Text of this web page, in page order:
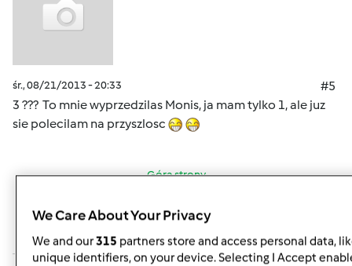
śr., 08/21/2013 - 20:33
#5
3 ??? To mnie wyprzedzilas Monis, ja mam tylko 1, ale juz
sie polecilam na przyszlosc
Góra strony
Zalogujlub zarejestruj się
komentarze
We Care About Your Privacy
We and our315 partners store and access personal data,
unique identifiers, on your device. Selecting I Accept